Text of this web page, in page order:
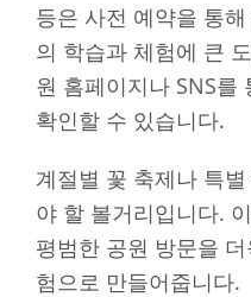
등은 사전 예약을 통
의 학습과 체험에 큰
원 홈페이지나 SNS를
확인할 수 있습니다.
계절별 꽃 축제나 특
야 할 볼거리입니다.
평범한 공원 방문을
험으로 만들어줍니다.